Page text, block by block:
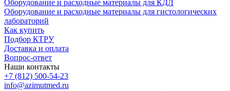
Оборудование и расходные материалы для КДЛ
Оборудование и расходные материалы для гистологических
лабораторий
Как купить
Подбор КТРУ
Доставка и оплата
Вопрос-ответ
Наши контакты
+7 (812) 500-54-23
info@azimutmed.ru